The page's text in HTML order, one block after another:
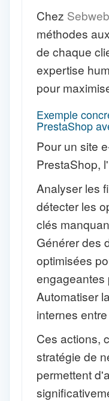
Chez Sebweb
méthodes
de chaque
expertise
pour
Exemple
PrestaShop
Pour un site
PrestaShop,
Analyser les
détecter les
clés
Générer des
optimisées
engageantes
Automatiser
internes
Ces actions,
stratégie de
permettent